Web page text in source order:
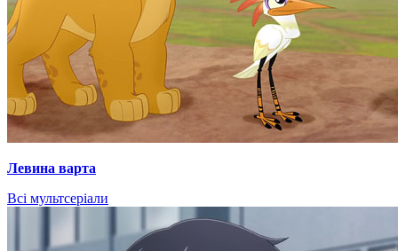
Левина варта
Всі мультсеріали